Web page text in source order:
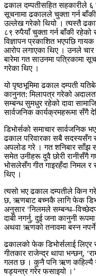
ढकाल दम्पतीसहित सहकारीले
सूचनामा ढकालले चुक्ता गर्न
उल्लेख गरेको थियो । त्यस्तै
८९ रुपैयाँ चुक्ता गर्न बाँकी
विज्ञापन प्रकाशित भएपछि
आरोप लगाएका थिए । उनले
बारेमा गत साउनमा पत्रिकामा
गरेका थिए ।
यो पृष्ठभूमिमा ढकाल दम्पती
कानुनत: मिलापत्र गरेको
सम्बन्ध सुमधुर रहेको दावा
सार्वजनिक कार्यक्रमहरूमा सँगै
डिभोर्सको समाचार सार्वजनिक
ढकाल परिवारका सबै सदस्यसँग
अपलोड गरे । गत शनिबार साँझ
समेत उनीहरू दुवै छोरी रानीसँगै
भोसलेसँग गीत गाइरहँदा निमल र
थिए ।
त्यसो भए ढकाल दम्पतीले किन
छ, ऋणबाट बच्नकै लागि फेक
अनुसार ‘निलमले
दाबी नगर्नु, दुई जना कानुनी
अथवा ऋणको तनावमा बस्न
ढकालको फेक डिभोर्सलाई लिएर
गीतकार राजेन्द्र थापा भन्छन्,
गलत छ । कुनै पनि ऋण कहिल्यै
षड्यन्त्र गरेर फसाइयो ।’